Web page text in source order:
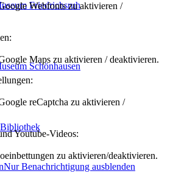
Friedrichsruh
Schönhausen
Webfonts zu aktivieren /
Maps zu aktivieren / deaktivieren.
reCaptcha zu aktivieren /
Youtube-Videos:
zu aktivieren/deaktivieren.
Nur Benachrichtigung ausblenden